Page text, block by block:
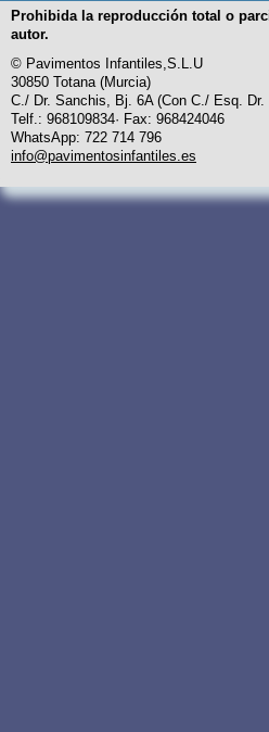
Prohibida la reproducción total o
autor.
© Pavimentos Infantiles,S.L.U
30850 Totana (Murcia)
C./ Dr. Sanchis, Bj. 6A (Con C./ Esq. Dr.
Telf.: 968109834· Fax: 968424046
WhatsApp: 722 714 796
info@pavimentosinfantiles.es